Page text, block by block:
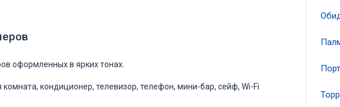
оформленных в ярких тонах.
кондиционер, телевизор, телефон, мини-бар, сейф, Wi-Fi